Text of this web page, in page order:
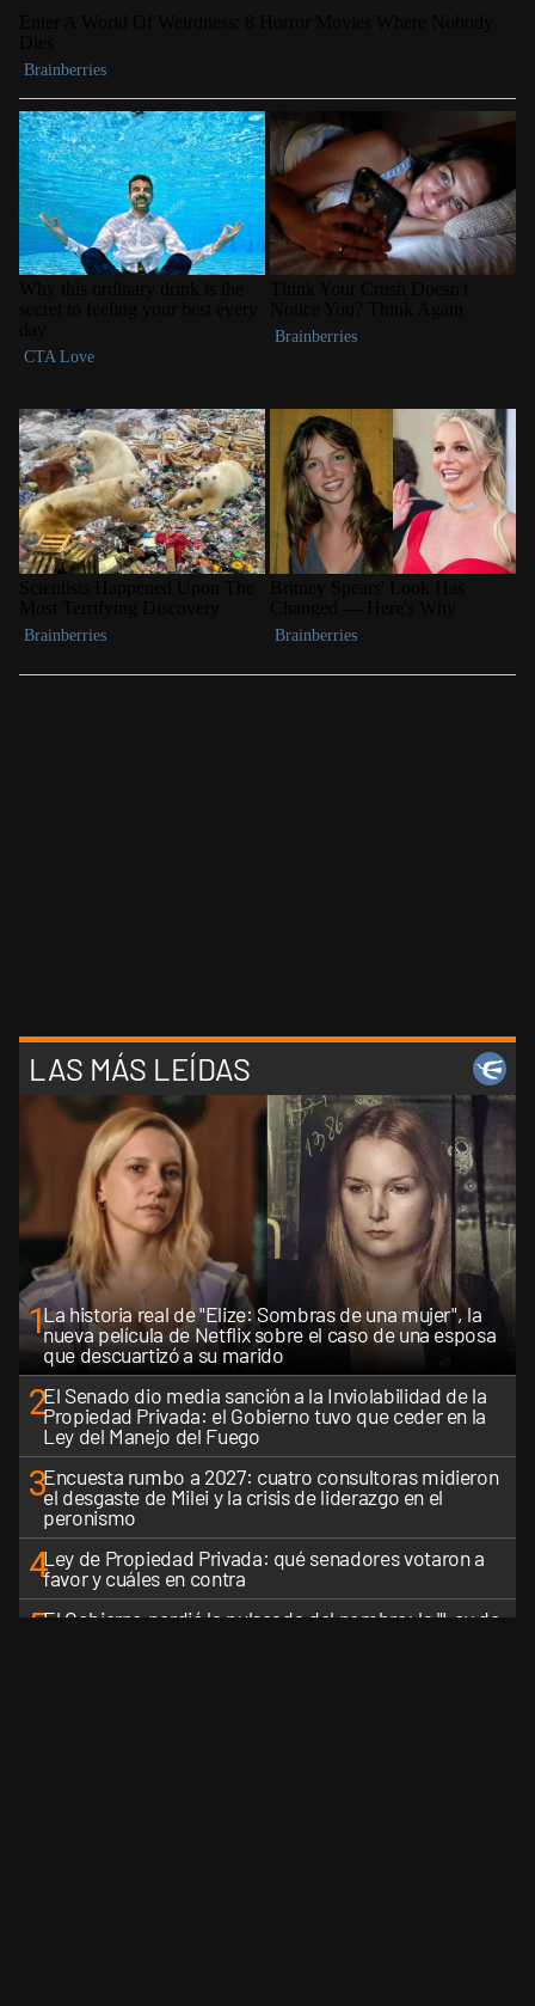
LAS MÁS LEÍDAS
1La historia real de "Elize: Sombras de una mujer", la
nueva película de Netflix sobre el caso de una esposa
que descuartizó a su marido
2El Senado dio media sanción a la Inviolabilidad de la
Propiedad Privada: el Gobierno tuvo que ceder en la
Ley del Manejo del Fuego
3Encuesta rumbo a 2027: cuatro consultoras midieron
el desgaste de Milei y la crisis de liderazgo en el
peronismo
4Ley de Propiedad Privada: qué senadores votaron a
favor y cuáles en contra
5El Gobierno perdió la pulseada del nombre: la "Ley de